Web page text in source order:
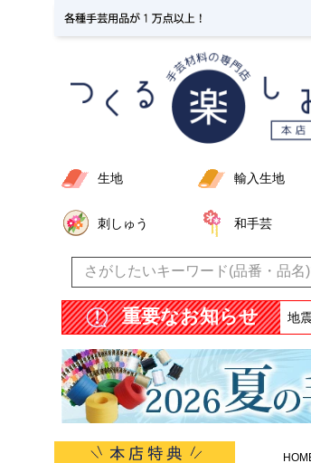
生地 輸入生地
刺しゅう 和手芸
重要なお知らせ 地